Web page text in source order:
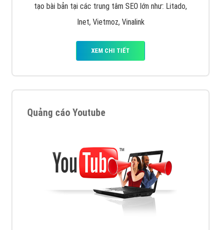
tạo bài bản tại các trung tâm SEO lớn như: Litado,
Inet, Vietmoz, Vinalink
XEM CHI TIẾT
Quảng cáo Youtube